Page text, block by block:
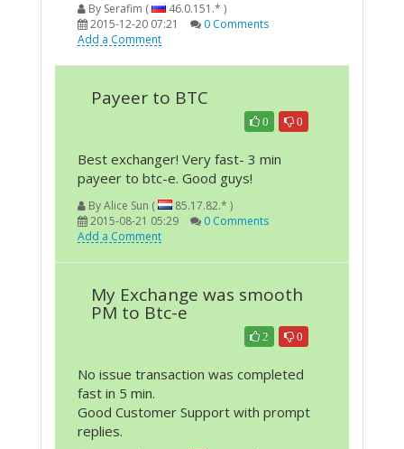
By Serafim (
46.0.151.* )
2015-12-20 07:21
0 Comments
Add a Comment
Payeer to BTC
0
0
Best exchanger! Very fast- 3 min
payeer to btc-e. Good guys!
ByAlice Sun (
85.17.82.* )
2015-08-21 05:29
0 Comments
Add a Comment
My Exchange was smooth
PM to Btc-e
0
2
No issue transaction was completed
fast in 5 min.
Good Customer Support with prompt
replies.